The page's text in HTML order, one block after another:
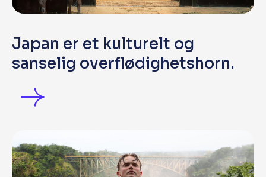
Japan er et kulturelt og
sanselig overflødighetshorn.